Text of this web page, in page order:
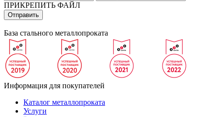
ПРИКРЕПИТЬ ФАЙЛ
База стального металлопроката
Информация для покупателей
Каталог металлопроката
Услуги